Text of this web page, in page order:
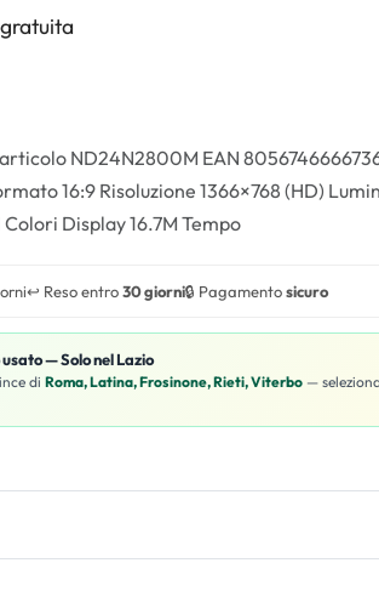
ND24N2800M EAN
16:9 Risoluzione 1366×768 (HD)
Display 16.7M Tempo
↩️ Reso entro30 giorni🔒 Pagamentosicuro
— Solo nel Lazio
di Roma, Latina, Frosinone, Rieti, Viterbo —